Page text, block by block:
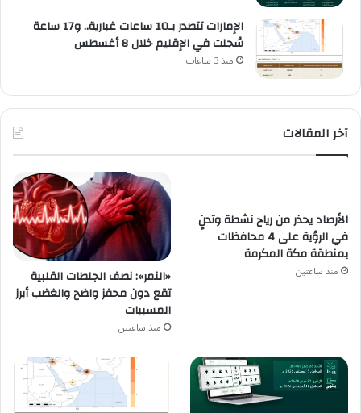
الإمارات تتصدر بـ10 ساعات غبارية.. و17 ساعة
سُجلت في الإقليم خلال 8 أغسطس
منذ 3 ساعات
آخر المقالات
الأرصاد يحذر من رياح نشطة وتدنٍ
في الرؤية على 4 محافظات
بمنطقة مكة المكرمة
منذ ساعتين
«النمر»: نصف الجلطات القلبية
تقع دون محفز واضح والغضب أبرز
المسببات
منذ ساعتين